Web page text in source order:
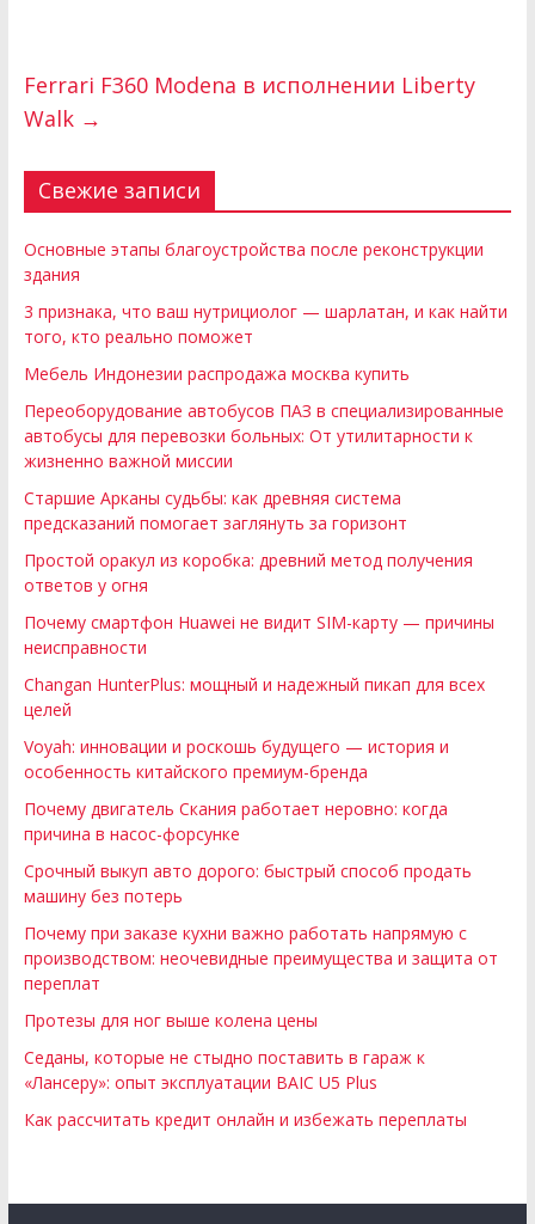
Ferrari F360 Modena в исполнении Liberty
Walk →
Свежие записи
Основные этапы благоустройства после реконструкции
здания
3 признака, что ваш нутрициолог — шарлатан, и как найти
того, кто реально поможет
Мебель Индонезии распродажа москва купить
Переоборудование автобусов ПАЗ в специализированные
автобусы для перевозки больных: От утилитарности к
жизненно важной миссии
Старшие Арканы судьбы: как древняя система
предсказаний помогает заглянуть за горизонт
Простой оракул из коробка: древний метод получения
ответов у огня
Почему смартфон Huawei не видит SIM-карту — причины
неисправности
Changan HunterPlus: мощный и надежный пикап для всех
целей
Voyah: инновации и роскошь будущего — история и
особенность китайского премиум-бренда
Почему двигатель Скания работает неровно: когда
причина в насос-форсунке
Срочный выкуп авто дорого: быстрый способ продать
машину без потерь
Почему при заказе кухни важно работать напрямую с
производством: неочевидные преимущества и защита от
переплат
Протезы для ног выше колена цены
Седаны, которые не стыдно поставить в гараж к
«Лансеру»: опыт эксплуатации BAIC U5 Plus
Как рассчитать кредит онлайн и избежать переплаты